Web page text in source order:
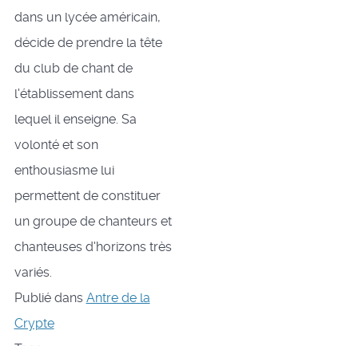
dans un lycée américain,
décide de prendre la tête
du club de chant de
l'établissement dans
lequel il enseigne. Sa
volonté et son
enthousiasme lui
permettent de constituer
un groupe de chanteurs et
chanteuses d'horizons très
variés.
Publié dans Antre de la
Crypte